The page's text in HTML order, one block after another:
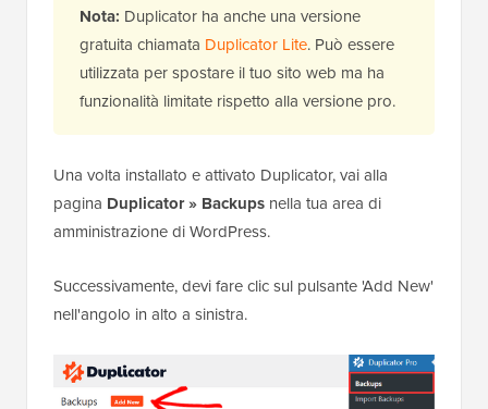
Nota: Duplicator ha anche una versione
gratuita chiamata Duplicator Lite. Può essere
utilizzata per spostare il tuo sito web ma ha
funzionalità limitate rispetto alla versione pro.
Una volta installato e attivato Duplicator, vai alla
pagina Duplicator » Backups nella tua area di
amministrazione di WordPress.
Successivamente, devi fare clic sul pulsante 'Add New'
nell'angolo in alto a sinistra.